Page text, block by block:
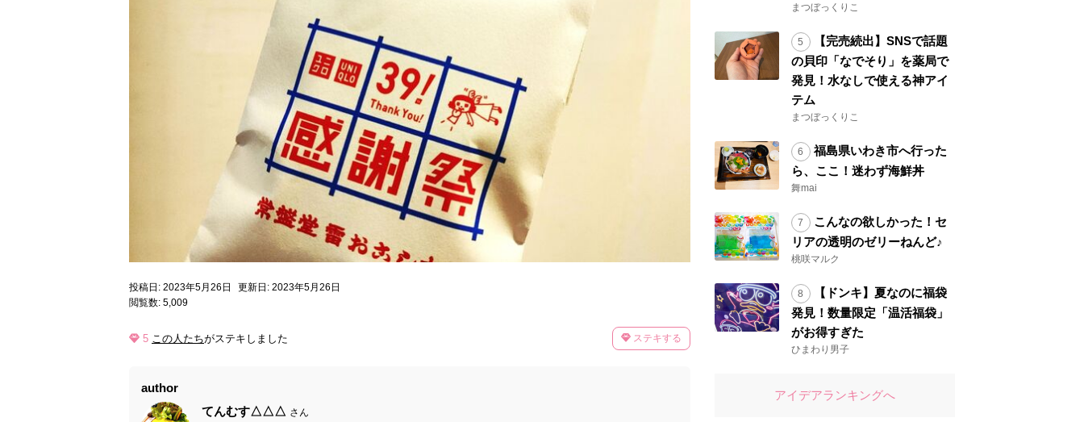
投稿日: 2023年5月26日
更新日: 2023年5月26日
閲覧数: 5,009
5 この人たちがステキしました ステキする
author
てんむす△△△ さん
まつぼっくりこ
【完売続出】SNSで話題
の貝印「なでそり」を薬局で
発見！水なしで使える神アイ
テム
まつぼっくりこ
福島県いわき市へ行った
ら、ここ！迷わず海鮮丼
舞mai
こんなの欲しかった！セ
リアの透明のゼリーねんど♪
桃咲マルク
【ドンキ】夏なのに福袋
発見！数量限定「温活福袋」
がお得すぎた
ひまわり男子
アイデアランキングへ